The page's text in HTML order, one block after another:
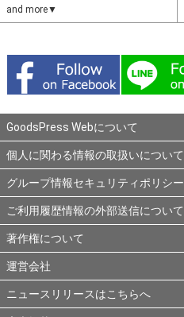
and more▼
GoodsPress Webについて
個人に関わる情報の取扱いについて
グループ情報セキュリティポリシー
ご利用履歴情報の外部送信について
著作権について
運営会社
ニュースリリースはこちらへ